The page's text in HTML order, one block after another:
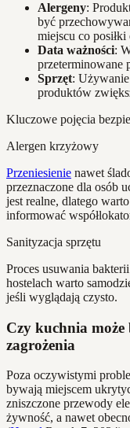
Alergeny:
być
miejscu co
Data ważności:
przeterminowane
Sprzęt:
produktów
Kluczowe pojęcia
Alergen krzyżowy
Przeniesienie nawet
przeznaczone dla osób
jest realne, dlatego
informować
Sanityzacja sprzętu
Proces usuwania
hostelach warto
jeśli wyglądają czysto.
Czy kuchnia może
zagrożenia
Poza oczywistymi
bywają miejscem
zniszczone przewody
żywność, a nawet